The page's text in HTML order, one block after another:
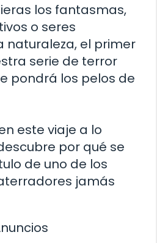
los fantasmas,
o seres
naturaleza, el primer
serie de terror
pondrá los pelos de
este viaje a lo
por qué se
de uno de los
jamás